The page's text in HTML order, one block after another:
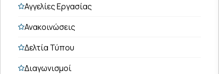
Αγγελίες Εργασίας
Ανακοινώσεις
Δελτία Τύπου
Διαγωνισμοί